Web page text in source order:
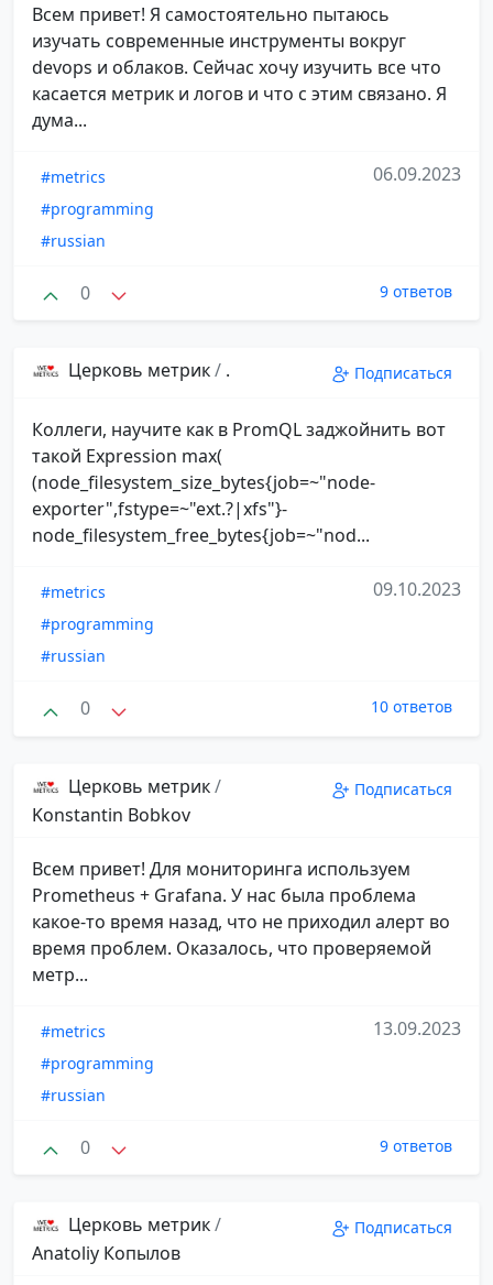
Всем привет! Я самостоятельно пытаюсь
изучать современные инструменты вокруг
devops и облаков. Сейчас хочу изучить все что
касается метрик и логов и что с этим связано. Я
дума...
#metrics
#programming
#russian
06.09.2023
0 9 ответов
Церковь метрик/ . Подписаться
Коллеги, научите как в PromQL заджойнить вот
такой Expression max(
(node_filesystem_size_bytes{job=~"node-
exporter",fstype=~"ext.?|xfs"}-
node_filesystem_free_bytes{job=~"nod...
#metrics
#programming
#russian
09.10.2023
0 10 ответов
Церковь метрик/
Konstantin Bobkov
Подписаться
Всем привет! Для мониторинга используем
Prometheus + Grafana. У нас была проблема
какое-то время назад, что не приходил алерт во
время проблем. Оказалось, что проверяемой
метр...
#metrics
#programming
#russian
13.09.2023
0 9 ответов
Церковь метрик/
Anatoliy Копылов
Подписаться